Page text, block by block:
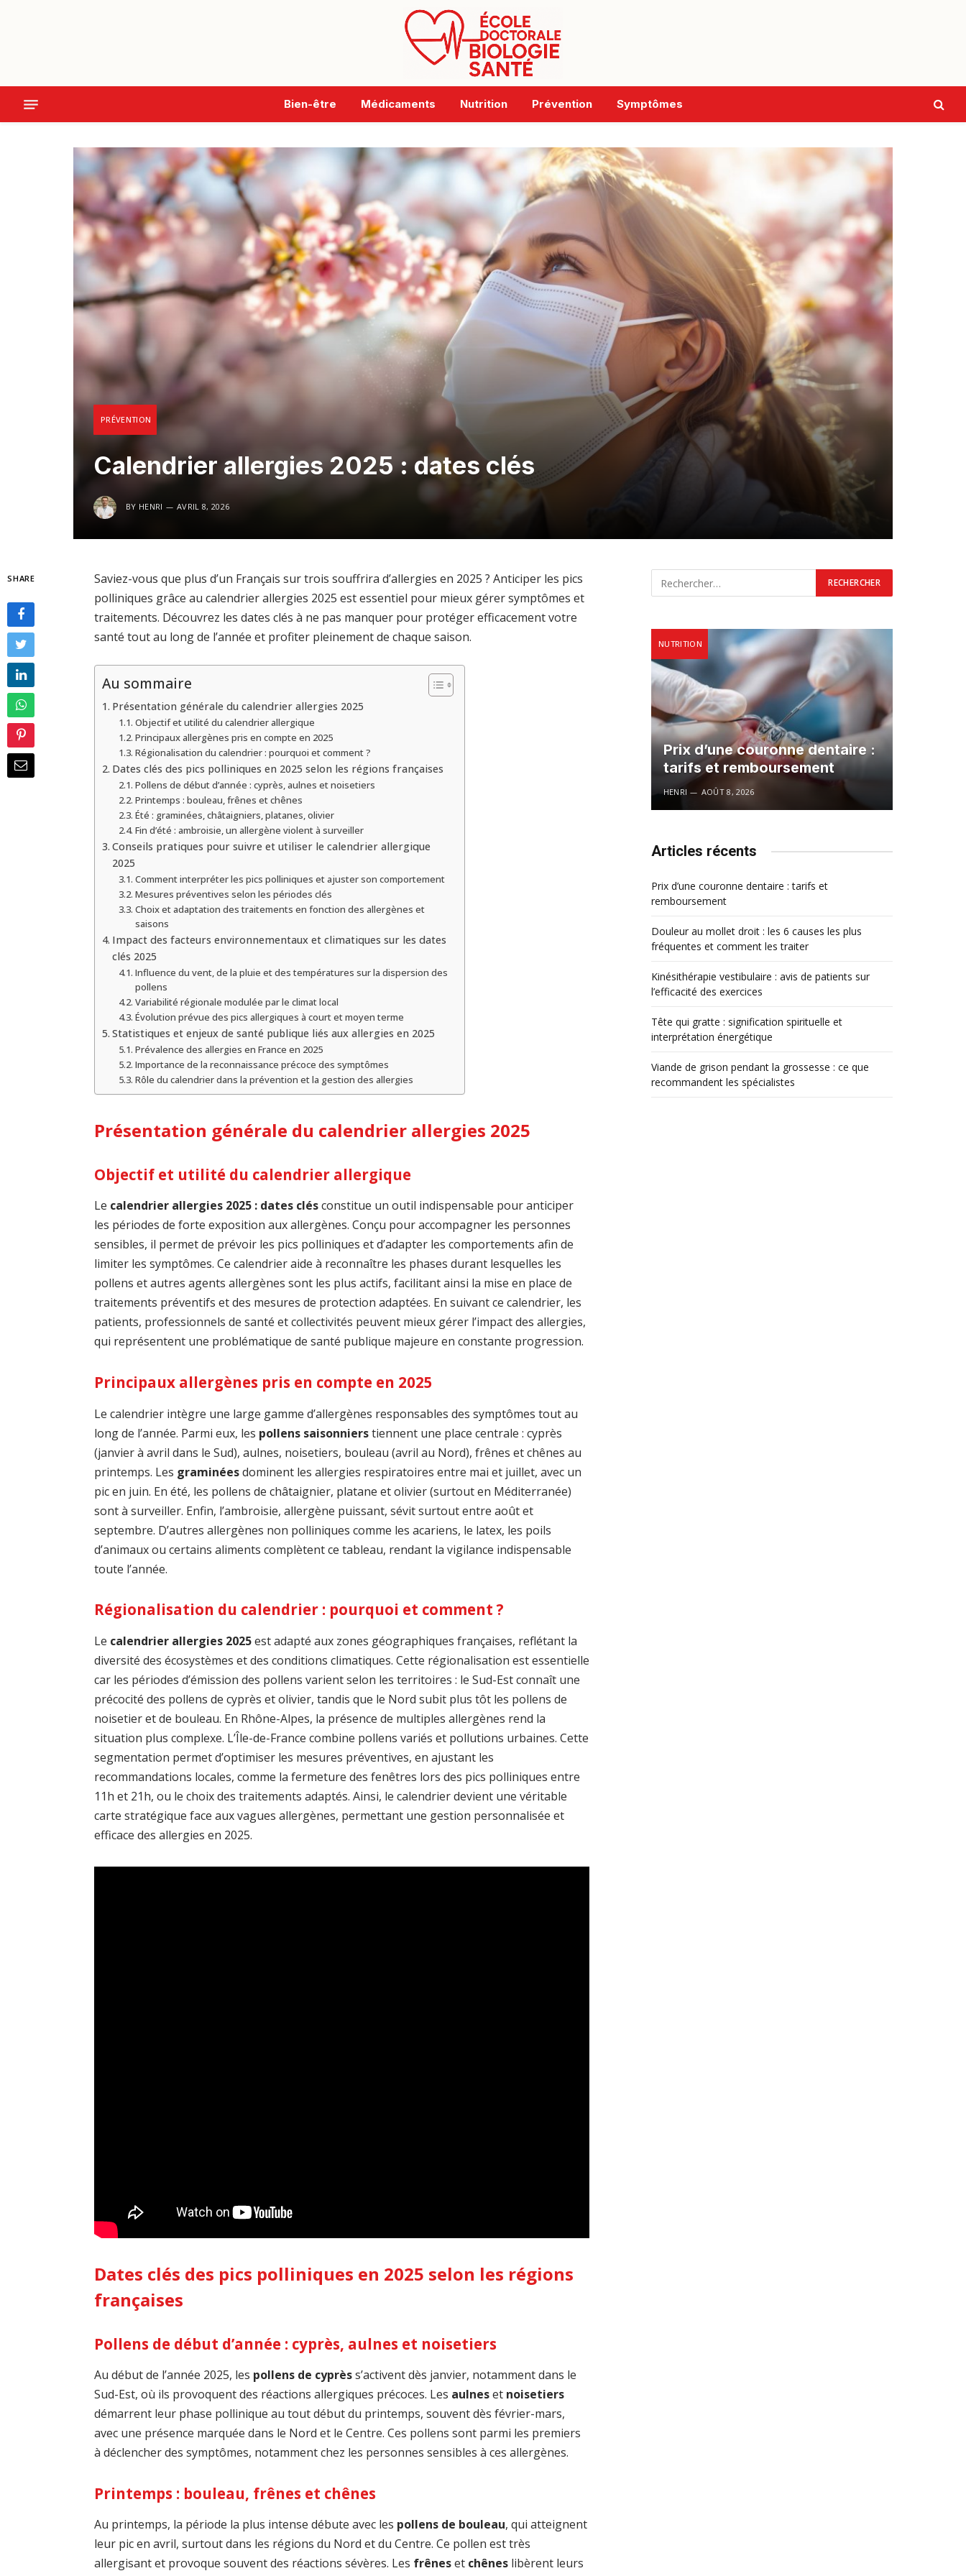
Bien-être Médicaments Nutrition Prévention Symptômes
PRÉVENTION
Calendrier allergies 2025 : dates clés
BY HENRI AVRIL 8, 2026
SHARE
Saviez-vous que plus d’un Français sur trois souffrira d’allergies en 2025 ? Anticiper les pics
polliniques grâce au calendrier allergies 2025 est essentiel pour mieux gérer symptômes et
traitements. Découvrez les dates clés à ne pas manquer pour protéger efficacement votre
santé tout au long de l’année et profiter pleinement de chaque saison.
Au sommaire
Présentation générale du calendrier allergies 2025
Objectif et utilité du calendrier allergique
Principaux allergènes pris en compte en 2025
Régionalisation du calendrier : pourquoi et comment ?
Dates clés des pics polliniques en 2025 selon les régions françaises
Pollens de début d’année : cyprès, aulnes et noisetiers
Printemps : bouleau, frênes et chênes
Été : graminées, châtaigniers, platanes, olivier
Fin d’été : ambroisie, un allergène violent à surveiller
Conseils pratiques pour suivre et utiliser le calendrier allergique
2025
Comment interpréter les pics polliniques et ajuster son comportement
Mesures préventives selon les périodes clés
Choix et adaptation des traitements en fonction des allergènes et
saisons
Impact des facteurs environnementaux et climatiques sur les dates
clés 2025
Influence du vent, de la pluie et des températures sur la dispersion des
pollens
Variabilité régionale modulée par le climat local
Évolution prévue des pics allergiques à court et moyen terme
Statistiques et enjeux de santé publique liés aux allergies en 2025
Prévalence des allergies en France en 2025
Importance de la reconnaissance précoce des symptômes
Rôle du calendrier dans la prévention et la gestion des allergies
Présentation générale du calendrier allergies 2025
Objectif et utilité du calendrier allergique
Le calendrier allergies 2025 : dates clésconstitue un outil indispensable pour anticiper
les périodes de forte exposition aux allergènes. Conçu pour accompagner les personnes
sensibles, il permet de prévoir les pics polliniques et d’adapter les comportements afin de
limiter les symptômes. Ce calendrier aide à reconnaître les phases durant lesquelles les
pollens et autres agents allergènes sont les plus actifs, facilitant ainsi la mise en place de
traitements préventifs et des mesures de protection adaptées. En suivant ce calendrier, les
patients, professionnels de santé et collectivités peuvent mieux gérer l’impact des allergies,
qui représentent une problématique de santé publique majeure en constante progression.
Principaux allergènes pris en compte en 2025
Le calendrier intègre une large gamme d’allergènes responsables des symptômes tout au
long de l’année. Parmi eux, les pollens saisonnierstiennent une place centrale : cyprès
(janvier à avril dans le Sud), aulnes, noisetiers, bouleau (avril au Nord), frênes et chênes au
printemps. Les graminéesdominent les allergies respiratoires entre mai et juillet, avec un
pic en juin. En été, les pollens de châtaignier, platane et olivier (surtout en Méditerranée)
sont à surveiller. Enfin, l’ambroisie, allergène puissant, sévit surtout entre août et
septembre. D’autres allergènes non polliniques comme les acariens, le latex, les poils
d’animaux ou certains aliments complètent ce tableau, rendant la vigilance indispensable
toute l’année.
Régionalisation du calendrier : pourquoi et comment ?
Le calendrier allergies 2025est adapté aux zones géographiques françaises, reflétant la
diversité des écosystèmes et des conditions climatiques. Cette régionalisation est essentielle
car les périodes d’émission des pollens varient selon les territoires : le Sud-Est connaît une
précocité des pollens de cyprès et olivier, tandis que le Nord subit plus tôt les pollens de
noisetier et de bouleau. En Rhône-Alpes, la présence de multiples allergènes rend la
situation plus complexe. L’Île-de-France combine pollens variés et pollutions urbaines. Cette
segmentation permet d’optimiser les mesures préventives, en ajustant les
recommandations locales, comme la fermeture des fenêtres lors des pics polliniques entre
11h et 21h, ou le choix des traitements adaptés. Ainsi, le calendrier devient une véritable
carte stratégique face aux vagues allergènes, permettant une gestion personnalisée et
efficace des allergies en 2025.
Dates clés des pics polliniques en 2025 selon les régions
françaises
Pollens de début d’année : cyprès, aulnes et noisetiers
Au début de l’année 2025, les pollens de cyprèss’activent dès janvier, notamment dans le
Sud-Est, où ils provoquent des réactions allergiques précoces. Les aulneset noisetiers
démarrent leur phase pollinique au tout début du printemps, souvent dès février-mars,
avec une présence marquée dans le Nord et le Centre. Ces pollens sont parmi les premiers
à déclencher des symptômes, notamment chez les personnes sensibles à ces allergènes.
Printemps : bouleau, frênes et chênes
Au printemps, la période la plus intense débute avec les pollens de bouleau, qui atteignent
leur pic en avril, surtout dans les régions du Nord et du Centre. Ce pollen est très
allergisant et provoque souvent des réactions sévères. Les frêneset chênes libèrent leurs
NUTRITION
Prix d’une couronne dentaire :
tarifs et remboursement
HENRI AOÛT 8, 2026
Articles récents
Prix d’une couronne dentaire : tarifs et
remboursement
Douleur au mollet droit : les 6 causes les plus
fréquentes et comment les traiter
Kinésithérapie vestibulaire : avis de patients sur
l’efficacité des exercices
Tête qui gratte : signification spirituelle et
interprétation énergétique
Viande de grison pendant la grossesse : ce que
recommandent les spécialistes